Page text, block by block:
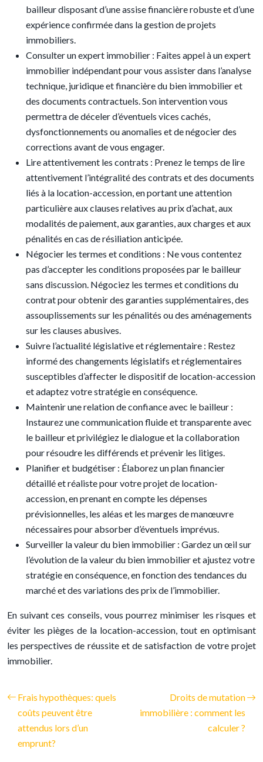
bailleur disposant d’une assise financière robuste et d’une
expérience confirmée dans la gestion de projets
immobiliers.
Consulter un expert immobilier : Faites appel à un expert
immobilier indépendant pour vous assister dans l’analyse
technique, juridique et financière du bien immobilier et
des documents contractuels. Son intervention vous
permettra de déceler d’éventuels vices cachés,
dysfonctionnements ou anomalies et de négocier des
corrections avant de vous engager.
Lire attentivement les contrats : Prenez le temps de lire
attentivement l’intégralité des contrats et des documents
liés à la location-accession, en portant une attention
particulière aux clauses relatives au prix d’achat, aux
modalités de paiement, aux garanties, aux charges et aux
pénalités en cas de résiliation anticipée.
Négocier les termes et conditions : Ne vous contentez
pas d’accepter les conditions proposées par le bailleur
sans discussion. Négociez les termes et conditions du
contrat pour obtenir des garanties supplémentaires, des
assouplissements sur les pénalités ou des aménagements
sur les clauses abusives.
Suivre l’actualité législative et réglementaire : Restez
informé des changements législatifs et réglementaires
susceptibles d’affecter le dispositif de location-accession
et adaptez votre stratégie en conséquence.
Maintenir une relation de confiance avec le bailleur :
Instaurez une communication fluide et transparente avec
le bailleur et privilégiez le dialogue et la collaboration
pour résoudre les différends et prévenir les litiges.
Planifier et budgétiser : Élaborez un plan financier
détaillé et réaliste pour votre projet de location-
accession, en prenant en compte les dépenses
prévisionnelles, les aléas et les marges de manœuvre
nécessaires pour absorber d’éventuels imprévus.
Surveiller la valeur du bien immobilier : Gardez un œil sur
l’évolution de la valeur du bien immobilier et ajustez votre
stratégie en conséquence, en fonction des tendances du
marché et des variations des prix de l’immobilier.
En suivant ces conseils, vous pourrez minimiser les risques et
éviter les pièges de la location-accession, tout en optimisant
les perspectives de réussite et de satisfaction de votre projet
immobilier.
Frais hypothèques: quels
coûts peuvent être
attendus lors d’un
emprunt?
Droits de mutation
immobilière : comment les
calculer ?